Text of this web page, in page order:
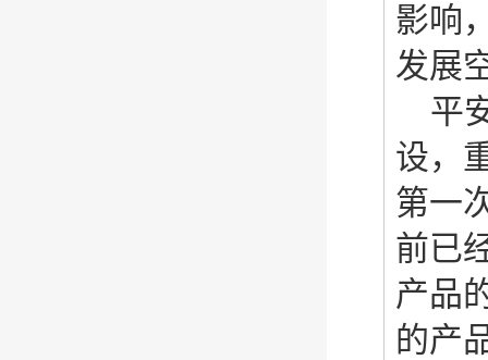
影响
发展
平
设，
第一
前已
产品
的产